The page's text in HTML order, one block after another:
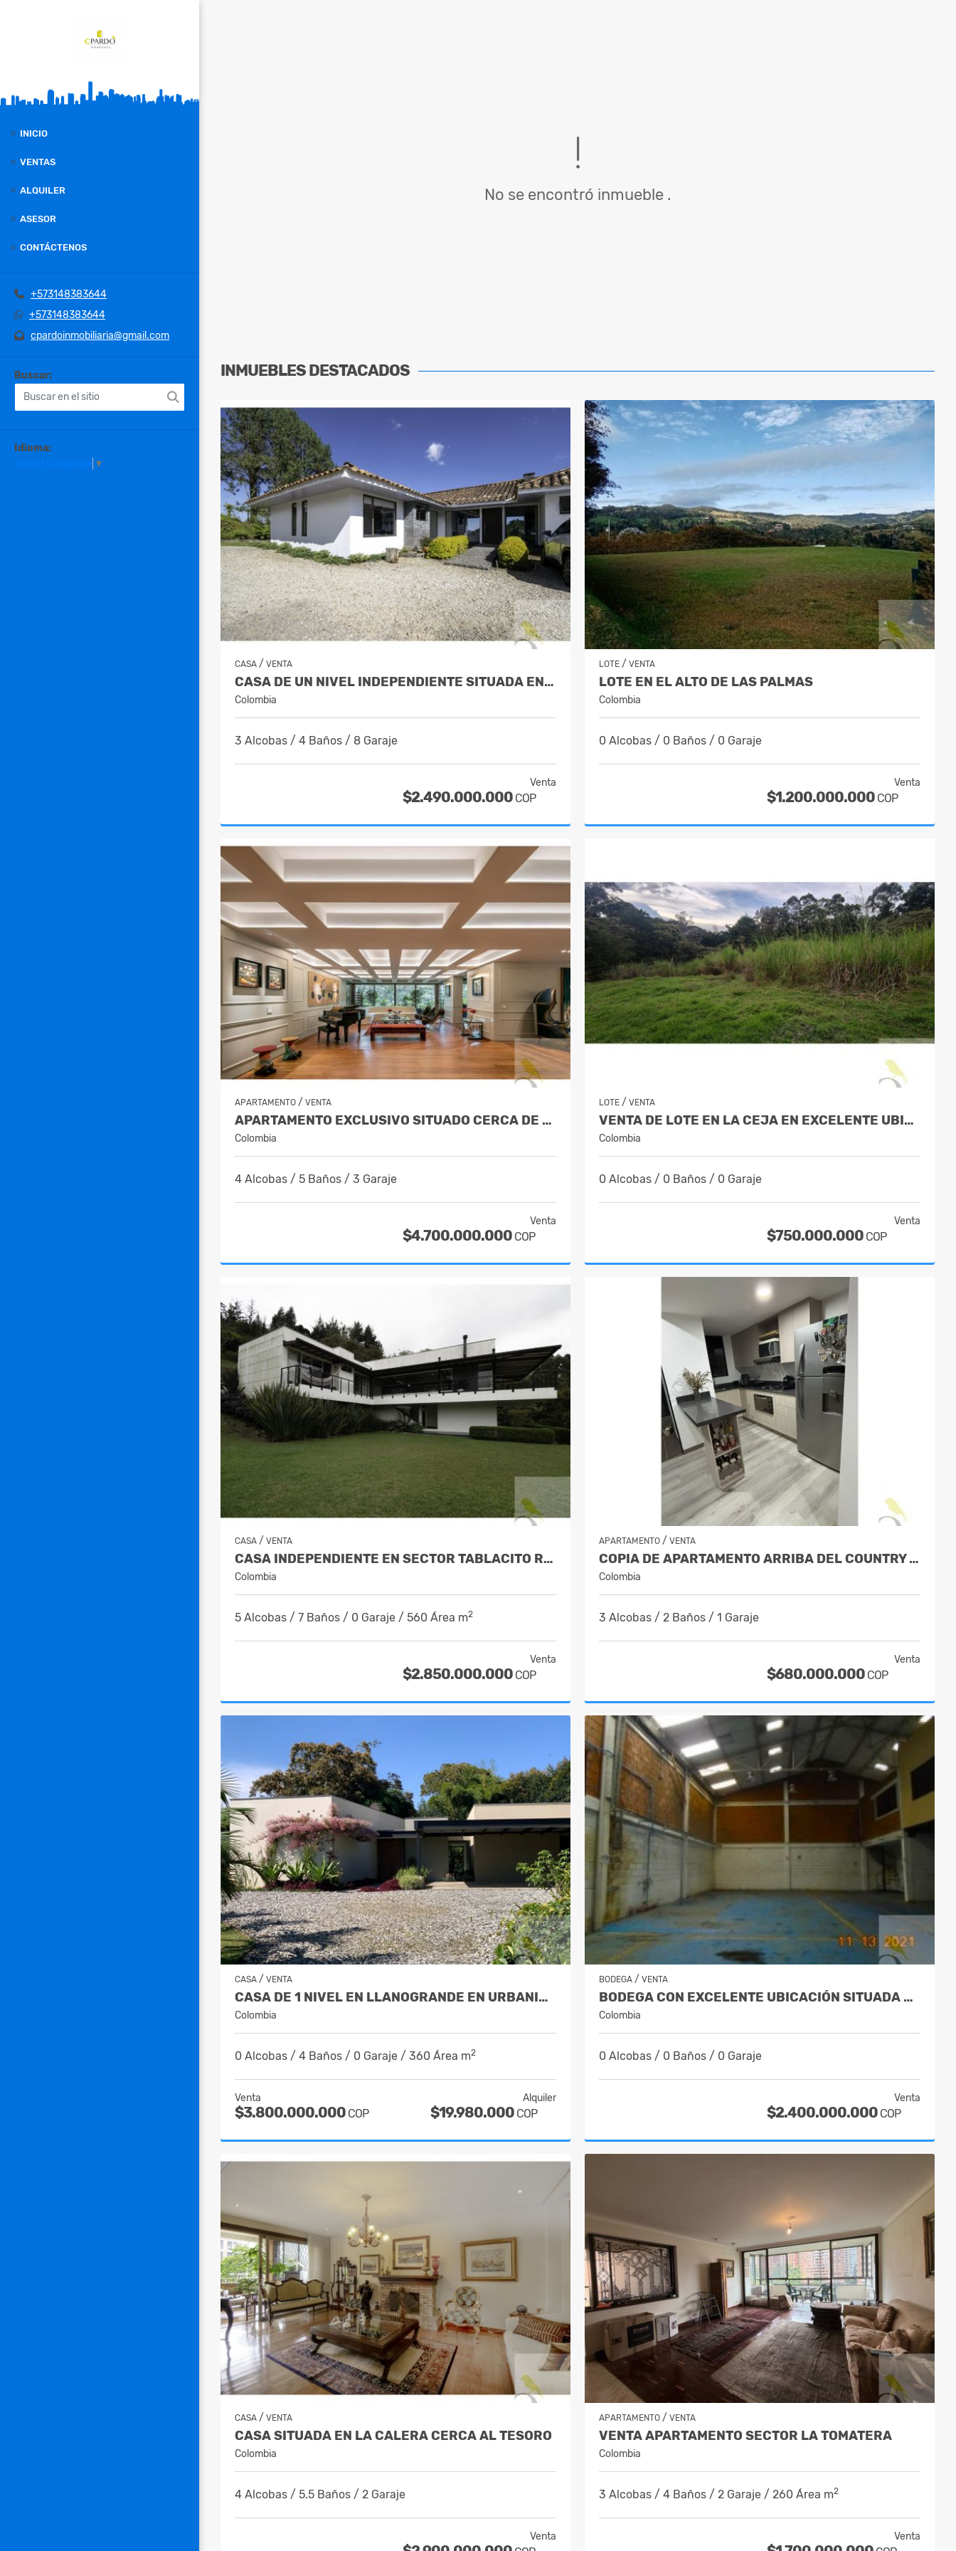
INICIO
VENTAS
ALQUILER
ASESOR
CONTÁCTENOS
+573148383644
+573148383644
cpardoinmobiliaria@gmail.com
Buscar:
Idioma:
Select Language ▼
No se encontró inmueble .
INMUEBLESDESTACADOS
CASA / VENTA
CASA DE UN NIVEL INDEPENDIENTE SITUADA EN EL ALTO DEL ESCOBERO
Colombia
3 Alcobas / 4 Baños / 8 Garaje
Venta
$2.490.000.000 COP
LOTE / VENTA
LOTE EN EL ALTO DE LAS PALMAS
Colombia
0 Alcobas / 0 Baños / 0 Garaje
Venta
$1.200.000.000 COP
APARTAMENTO / VENTA
APARTAMENTO EXCLUSIVO SITUADO CERCA DE LA CLINICA MEDELLIN
Colombia
4 Alcobas / 5 Baños / 3 Garaje
Venta
$4.700.000.000 COP
LOTE / VENTA
VENTA DE LOTE EN LA CEJA EN EXCELENTE UBICACION
Colombia
0 Alcobas / 0 Baños / 0 Garaje
Venta
$750.000.000 COP
CASA / VENTA
CASA INDEPENDIENTE EN SECTOR TABLACITO RIONEGRO
Colombia
5 Alcobas / 7 Baños / 0 Garaje / 560 Área m2
Venta
$2.850.000.000 COP
APARTAMENTO / VENTA
COPIA DE APARTAMENTO ARRIBA DEL COUNTRY CLUB LAS PALMAS
Colombia
3 Alcobas / 2 Baños / 1 Garaje
Venta
$680.000.000 COP
CASA / VENTA
CASA DE 1 NIVEL EN LLANOGRANDE EN URBANIZACION CERRADA
Colombia
0 Alcobas / 4 Baños / 0 Garaje / 360 Área m2
Venta
$3.800.000.000 COP
Alquiler
$19.980.000 COP
BODEGA / VENTA
BODEGA CON EXCELENTE UBICACIÓN SITUADA EN BARRIO ANTIOQUIA
Colombia
0 Alcobas / 0 Baños / 0 Garaje
Venta
$2.400.000.000 COP
CASA / VENTA
CASA SITUADA EN LA CALERA CERCA AL TESORO
Colombia
4 Alcobas / 5.5 Baños / 2 Garaje
Venta
APARTAMENTO / VENTA
VENTA APARTAMENTO SECTOR LA TOMATERA
Colombia
3 Alcobas / 4 Baños / 2 Garaje / 260 Área m2
Venta